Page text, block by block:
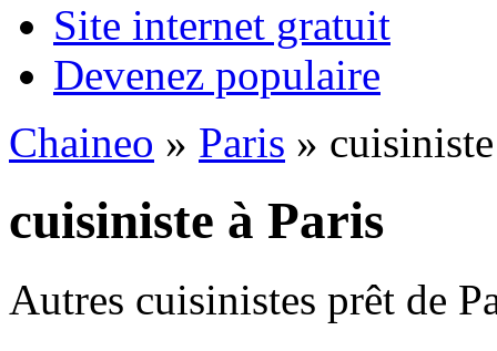
Site internet gratuit
Devenez populaire
Chaineo » Paris » cuisiniste
cuisiniste à Paris
Autres cuisinistes prêt de